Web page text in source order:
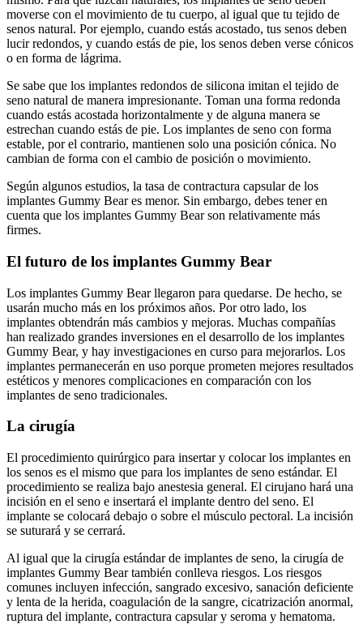
moverse con el movimiento de tu cuerpo, al igual que tu tejido de
senos natural. Por ejemplo, cuando estás acostado, tus senos deben
lucir redondos, y cuando estás de pie, los senos deben verse cónicos
o en forma de lágrima.
Se sabe que los implantes redondos de silicona imitan el tejido de
seno natural de manera impresionante. Toman una forma redonda
cuando estás acostada horizontalmente y de alguna manera se
estrechan cuando estás de pie. Los implantes de seno con forma
estable, por el contrario, mantienen solo una posición cónica. No
cambian de forma con el cambio de posición o movimiento.
Según algunos estudios, la tasa de contractura capsular de los
implantes Gummy Bear es menor. Sin embargo, debes tener en
cuenta que los implantes Gummy Bear son relativamente más
firmes.
El futuro de los implantes Gummy Bear
Los implantes Gummy Bear llegaron para quedarse. De hecho, se
usarán mucho más en los próximos años. Por otro lado, los
implantes obtendrán más cambios y mejoras. Muchas compañías
han realizado grandes inversiones en el desarrollo de los implantes
Gummy Bear, y hay investigaciones en curso para mejorarlos. Los
implantes permanecerán en uso porque prometen mejores resultados
estéticos y menores complicaciones en comparación con los
implantes de seno tradicionales.
La cirugía
El procedimiento quirúrgico para insertar y colocar los implantes en
los senos es el mismo que para los implantes de seno estándar. El
procedimiento se realiza bajo anestesia general. El cirujano hará una
incisión en el seno e insertará el implante dentro del seno. El
implante se colocará debajo o sobre el músculo pectoral. La incisión
se suturará y se cerrará.
Al igual que la cirugía estándar de implantes de seno, la cirugía de
implantes Gummy Bear también conlleva riesgos. Los riesgos
comunes incluyen infección, sangrado excesivo, sanación deficiente
y lenta de la herida, coagulación de la sangre, cicatrización anormal,
ruptura del implante, contractura capsular y seroma y hematoma.